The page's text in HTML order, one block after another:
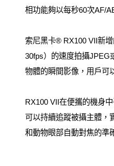
相功能夠以每秒60次AF/
索尼黑卡® RX100 VII新
30fps）的速度拍攝JPEG
物體的瞬間影像，用戶可
RX100 VII在便攜的機身
可以持續追蹤被攝主體，
和動物眼部自動對焦的準